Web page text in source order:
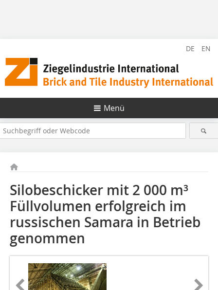
DE EN
Menü
Silobeschicker mit 2 000 m³
Füllvolumen erfolgreich im
russischen Samara in Betrieb
genommen